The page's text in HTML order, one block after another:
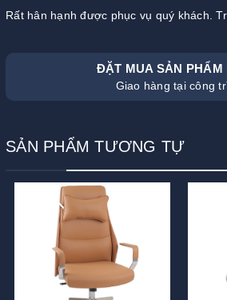
Rất hân hạnh được phục vụ quý khách.
ĐẶT MUA SẢN PHẨM
Giao hàng tại công
SẢN PHẨM TƯƠNG TỰ